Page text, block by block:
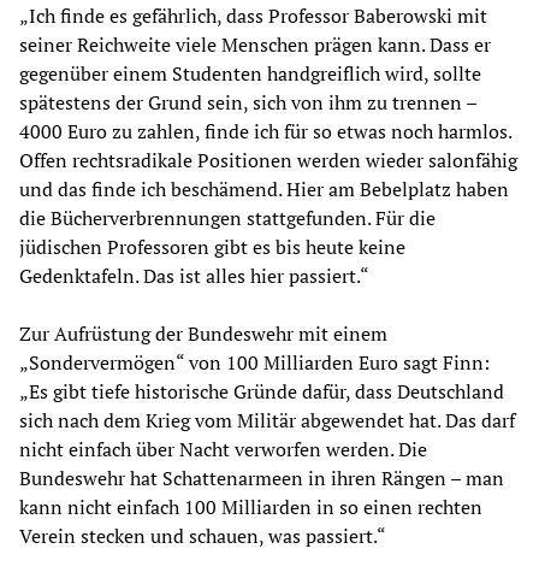
„Ich finde es gefährlich, dass Professor Baberowski mit
seiner Reichweite viele Menschen prägen kann. Dass er
gegenüber einem Studenten handgreiflich wird, sollte
spätestens der Grund sein, sich von ihm zu trennen –
4000 Euro zu zahlen, finde ich für so etwas noch harmlos.
Offen rechtsradikale Positionen werden wieder salonfähig
und das finde ich beschämend. Hier am Bebelplatz haben
die Bücherverbrennungen stattgefunden. Für die
jüdischen Professoren gibt es bis heute keine
Gedenktafeln. Das ist alles hier passiert.“
Zur Aufrüstung der Bundeswehr mit einem
„Sondervermögen“ von 100 Milliarden Euro sagt Finn:
„Es gibt tiefe historische Gründe dafür, dass Deutschland
sich nach dem Krieg vom Militär abgewendet hat. Das darf
nicht einfach über Nacht verworfen werden. Die
Bundeswehr hat Schattenarmeen in ihren Rängen – man
kann nicht einfach 100 Milliarden in so einen rechten
Verein stecken und schauen, was passiert.“